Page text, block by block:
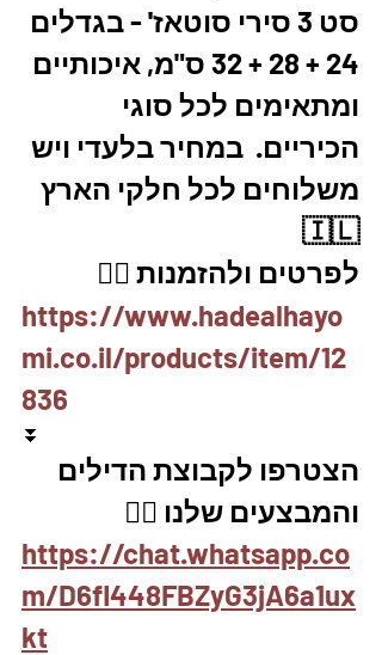
סט 3 סירי סוטאז' - בגדלים
24 + 28 + 32 ס"מ, איכותיים
ומתאימים לכל סוגי
הכיריים.  במחיר בלעדי ויש
משלוחים לכל חלקי הארץ
🇮🇱
לפרטים ולהזמנות 👇🏼
https://www.hadealhayo
mi.co.il/products/item/12
836
⏬
הצטרפו לקבוצת הדילים
והמבצעים שלנו 👇🏽
https://chat.whatsapp.co
m/D6fl448FBZyG3jA6a1ux
kt